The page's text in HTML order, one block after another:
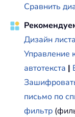
Сравнить
Дизайн листа
Управление
автотекста |
письмо по
фильтр